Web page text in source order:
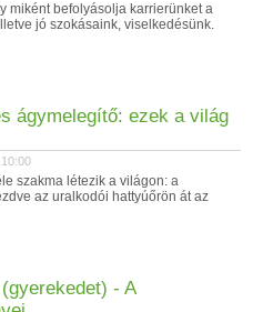
miként befolyásolja karrierünket a
jó szokásaink, viselkedésünk.
ágymelegítő: ezek a világ
szakma létezik a világon: a
az uralkodói hattyúőrön át az
- A